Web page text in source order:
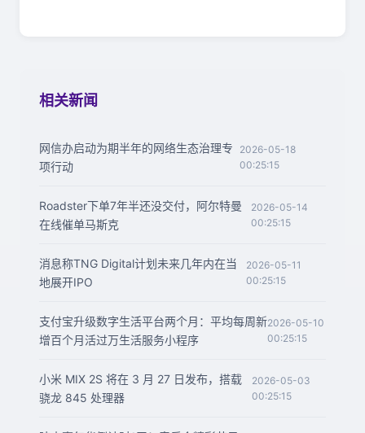
相关新闻
网信办启动为期半年的网络生态治理专
项行动
2026-05-18
00:25:15
Roadster下单7年半还没交付，阿尔特曼
在线催单马斯克
2026-05-14
00:25:15
消息称TNG Digital计划未来几年内在当
地展开IPO
2026-05-11
00:25:15
支付宝升级数字生活平台两个月：平均每周新
增百个月活过万生活服务小程序
2026-05-10
00:25:15
小米 MIX 2S 将在 3 月 27 日发布，搭载
骁龙 845 处理器
2026-05-03
00:25:15